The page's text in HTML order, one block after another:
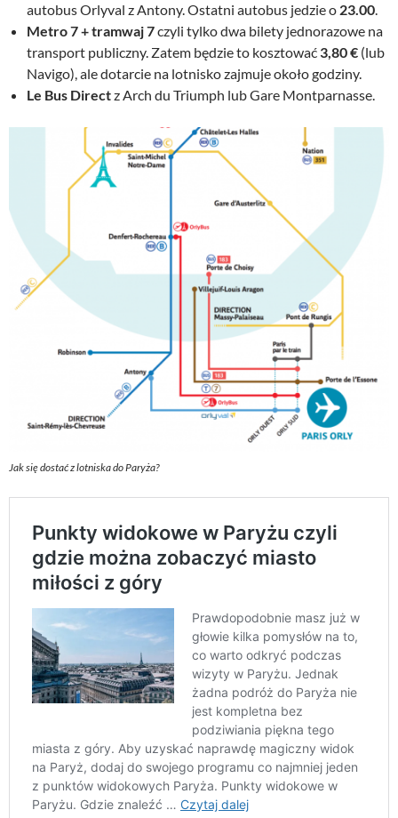
autobus Orlyval z Antony. Ostatni autobus jedzie o 23.00
Metro 7 + tramwaj 7czyli tylko dwa bilety jednorazowe na
transport publiczny. Zatem będzie to kosztować 3,80 € (lub
Navigo), ale dotarcie na lotnisko zajmuje około godziny.
Le Bus Directz Arch du Triumph lub Gare Montparnasse.
Jak się dostać z lotniska do Paryża?